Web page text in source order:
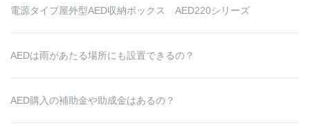
電源タイプ屋外型AED収納ボックス AED220シリーズ
AEDは雨があたる場所にも設置できるの？
AED購入の補助金や助成金はあるの？